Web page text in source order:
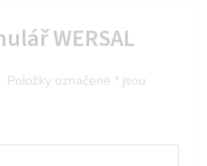
WERSAL
Položky označené * jsou